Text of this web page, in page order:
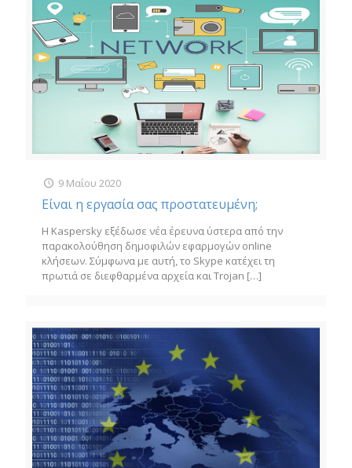
9 Μαΐου 2020
Είναι η εργασία σας προστατευμένη;
Η Kaspersky εξέδωσε νέα έρευνα ύστερα από την
παρακολούθηση δημοφιλών εφαρμογών online
κλήσεων. Σύμφωνα με αυτή, το Skype κατέχει τη
πρωτιά σε διεφθαρμένα αρχεία και Trojan […]